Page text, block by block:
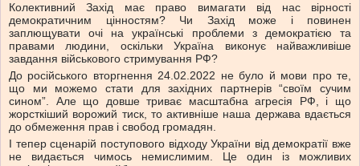
Колективний Захід має право вимагати від нас вірності
демократичним цінностям? Чи Захід може і повинен
заплющувати очі на українські проблеми з демократією та
правами людини, оскільки Україна виконує найважливіше
завдання військового стримування РФ?
До російського вторгнення 24.02.2022 не було й мови про те,
що ми можемо стати для західних партнерів “своїм сучим
сином”. Але що довше триває масштабна агресія РФ, і що
жорсткіший ворожий тиск, то активніше наша держава вдається
до обмеження прав і свобод громадян.
І тепер сценарій поступового відходу України від демократії вже
не видається чимось немислимим. Це один із можливих